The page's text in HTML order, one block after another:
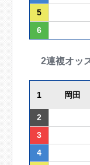
5
6
2連複オッ
1 岡田
2
3
4